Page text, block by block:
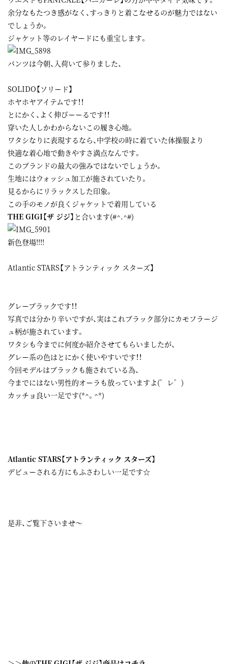
余分なもたつき感がなく、すっきりと着こなせるのが魅力ではない
でしょうか。
ジャケット等のレイヤードにも重宝します。
パンツは今朝、入荷いて参りました、
SOLIDO【ソリード】
ホヤホヤアイテムです！！
とにかく、よく伸びーーるです！！
穿いた人しかわからないこの履き心地。
ワタシなりに表現するなら、中学校の時に着ていた体操服より
快適な着心地で動きやすさ満点なんです。
このブランドの最大の強みではないでしょうか。
生地にはウォッシュ加工が施されていたり。
見るからにリラックスした印象。
この手のモノが良くジャケットで着用している
THE GIGI【ザ ジジ】 と合います(#^.^#)
新色登場!!!!
Atlantic STARS【アトランティック スターズ】
グレーブラックです！！
写真では分かり辛いですが、実はこれブラック部分にカモフラージ
ュ柄が施されています。
ワタシも今までに何度か紹介させてもらいましたが、
グレー系の色はとにかく使いやすいです！！
今回モデルはブラックも施されている為、
今までにはない男性的オーラも放っていますよ(゜レ゜)
カッチョ良い一足です(*^。^*)
Atlantic STARS【アトランティック スターズ】
デビューされる方にもふさわしい一足です☆
是非、ご覧下さいませ～